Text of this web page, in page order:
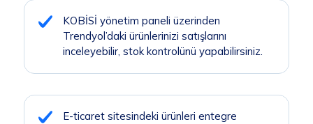
KOBİSİ yönetim paneli üzerinden
Trendyol’daki ürünlerinizi satışlarını
inceleyebilir, stok kontrolünü yapabilirsiniz.
E-ticaret sitesindeki ürünleri entegre